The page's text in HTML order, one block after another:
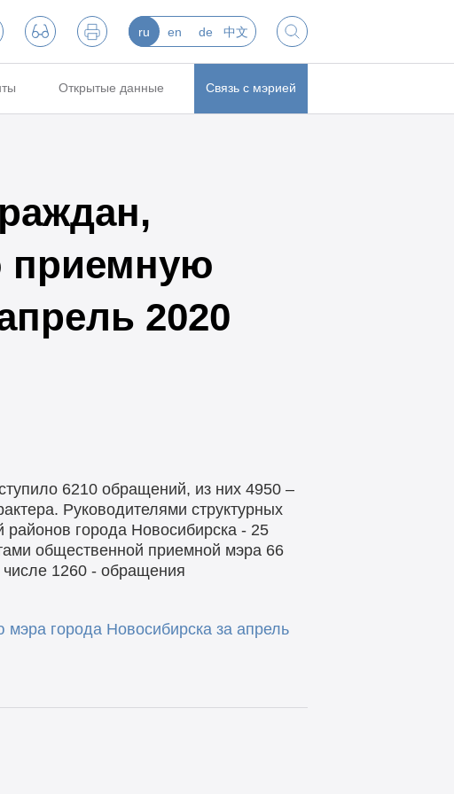
ru en de 中文
Открытые данные Связь с мэрией
приемную
2020
6210 обращений, из них 4950 –
Руководителями структурных
города Новосибирска - 25
общественной приемной мэра 66
1260 - обращения
города Новосибирска за апрель